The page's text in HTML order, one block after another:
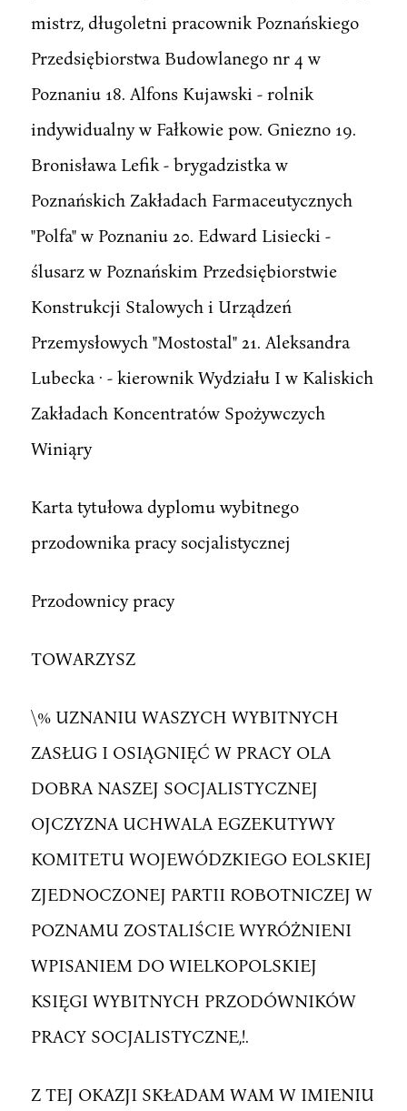
mistrz, długoletni pracownik Poznańskiego
Przedsiębiorstwa Budowlanego nr 4 w
Poznaniu 18. Alfons Kujawski - rolnik
indywidualny w Fałkowie pow. Gniezno 19.
Bronisława Lefik - brygadzistka w
Poznańskich Zakładach Farmaceutycznych
"Polfa" w Poznaniu 20. Edward Lisiecki -
ślusarz w Poznańskim Przedsiębiorstwie
Konstrukcji Stalowych i Urządzeń
Przemysłowych "Mostostal" 21. Aleksandra
Lubecka · - kierownik Wydziału I w Kaliskich
Zakładach Koncentratów Spożywczych
Winiąry
Karta tytułowa dyplomu wybitnego
przodownika pracy socjalistycznej
Przodownicy pracy
TOWARZYSZ
\% UZNANIU WASZYCH WYBITNYCH
ZASŁUG I OSIĄGNIĘĆ W PRACY OLA
DOBRA NASZEJ SOCJALISTYCZNEJ
OJCZYZNA UCHWALA EGZEKUTYWY
KOMITETU WOJEWÓDZKIEGO EOLSKIEJ
ZJEDNOCZONEJ PARTII ROBOTNICZEJ W
POZNAMU ZOSTALIŚCIE WYRÓŻNIENI
WPISANIEM DO WIELKOPOLSKIEJ
KSIĘGI WYBITNYCH PRZODÓWNIKÓW
PRACY SOCJALISTYCZNE,!.
Z TEJ OKAZJI SKŁADAM WAM W IMIENIU